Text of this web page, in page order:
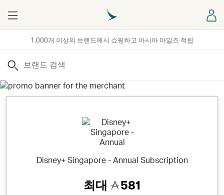
1,000개 이상의 브랜드에서 쇼핑하고 아시아 마일즈 적립
Menu
검색
Disney+ Singapore - Annual Subscription
최대 581